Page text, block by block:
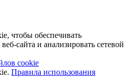
чтобы обеспечивать
сайта и анализировать сетевой
cookie
Правила использования